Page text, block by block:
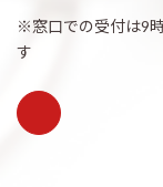
※窓口での受付は9
す